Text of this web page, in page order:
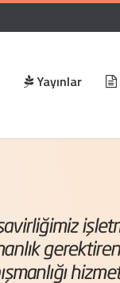
Yayınlar